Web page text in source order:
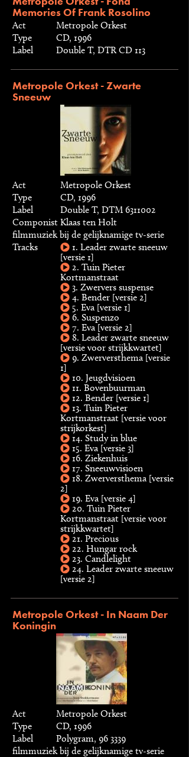
Memories Of Frank Rosolino
Act
Metropole Orkest
Type
CD, 1996
Label
Double T, DTR CD 113
Metropole Orkest - Zwarte
Sneeuw
Act
Metropole Orkest
Type
CD, 1996
Label
Double T, DTM 6311002
Componist Klaas ten Holt
filmmuziek bij de gelijknamige tv-serie
Tracks
1. Leader zwarte sneeuw
[versie 1]
2. Tuin Pieter
Kortmanstraat
3. Zwervers suspense
4. Bender [versie 2]
5. Eva [versie 1]
6. Suspenzo
7. Eva [versie 2]
8. Leader zwarte sneeuw
[versie voor strijkkwartet]
9. Zwerversthema [versie
1]
10. Jeugdvisioen
11. Bovenbuurman
12. Bender [versie 1]
13. Tuin Pieter
Kortmanstraat [versie voor
strijkorkest]
14. Study in blue
15. Eva [versie 3]
16. Ziekenhuis
17. Sneeuwvisioen
18. Zwerversthema [versie
2]
19. Eva [versie 4]
20. Tuin Pieter
Kortmanstraat [versie voor
strijkkwartet]
21. Precious
22. Hungar rock
23. Candlelight
24. Leader zwarte sneeuw
[versie 2]
Metropole Orkest - In Naam Der
Koningin
Act
Metropole Orkest
Type
CD, 1996
Label
Polygram, 96 3339
filmmuziek bij de gelijknamige tv-serie